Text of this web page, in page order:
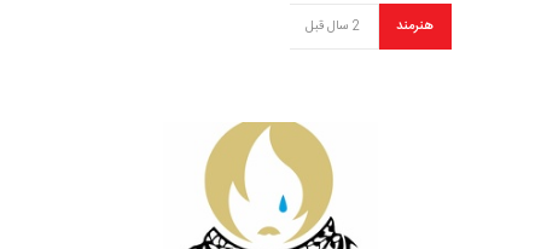
هنرمند 2 سال قبل